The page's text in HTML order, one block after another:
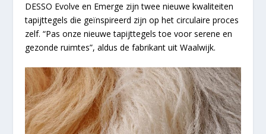
DESSO Evolve en Emerge zijn twee nieuwe kwaliteiten
tapijttegels die geïnspireerd zijn op het circulaire proces
zelf. “Pas onze nieuwe tapijttegels toe voor serene en
gezonde ruimtes”, aldus de fabrikant uit Waalwijk.